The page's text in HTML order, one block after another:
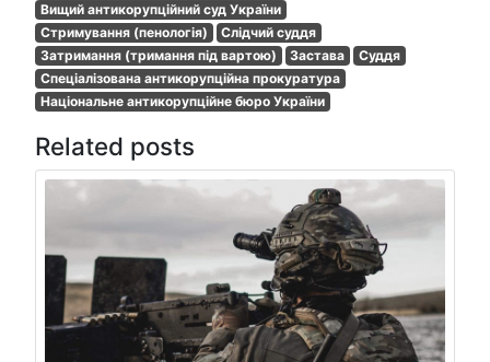
Вищий антикорупційний суд України
Стримування (пенологія)
Слідчий суддя
Затримання (тримання під вартою)
Застава
Суддя
Спеціалізована антикорупційна прокуратура
Національне антикорупційне бюро України
Related posts